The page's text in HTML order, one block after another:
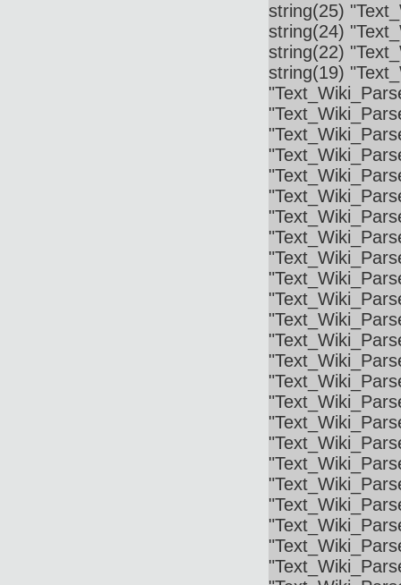
string(25)
string(24)
string(22)
string(19)